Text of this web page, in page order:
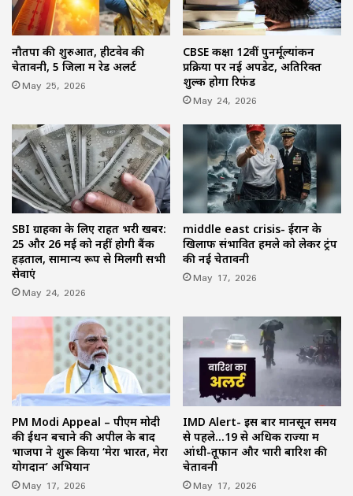
नौतपा की शुरुआत, हीटवेव की
चेतावनी, 5 जिलों में रेड अलर्ट
May 25, 2026
CBSE कक्षा 12वीं पुनर्मूल्यांकन
प्रक्रिया पर नई अपडेट, अतिरिक्त
शुल्क होगा रिफंड
May 24, 2026
SBI ग्राहकों के लिए राहत भरी खबर:
25 और 26 मई को नहीं होगी बैंक
हड़ताल, सामान्य रूप से मिलेंगी सभी
सेवाएं
May 24, 2026
middle east crisis- ईरान के
खिलाफ संभावित हमले को लेकर ट्रंप
की नई चेतावनी
May 17, 2026
PM Modi Appeal – पीएम मोदी
की ईंधन बचाने की अपील के बाद
भाजपा ने शुरू किया ‘मेरा भारत, मेरा
योगदान’ अभियान
May 17, 2026
IMD Alert- इस बार मानसून समय
से पहले…19 से अधिक राज्यों में
आंधी-तूफान और भारी बारिश की
चेतावनी
May 17, 2026